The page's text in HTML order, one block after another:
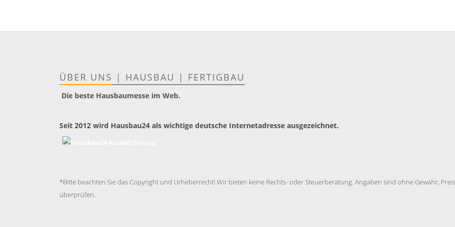
ÜBER UNS | HAUSBAU | FERTIGBAU
Die beste Hausbaumesse im Web.
Seit 2012 wird Hausbau24 als wichtige deutsche Internetadresse ausgezeichnet.
*Bitte beachten Sie das Copyright und Urheberrecht! Wir bieten keine Rechts- oder Steuerberatung. Angaben sind ohne Gewähr,
überprüfen.